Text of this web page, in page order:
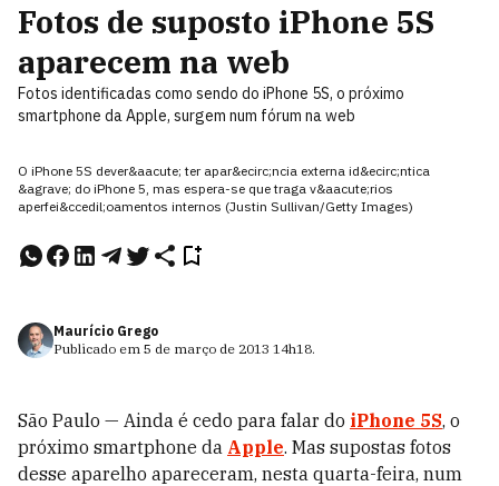
Fotos de suposto iPhone 5S
aparecem na web
Fotos identificadas como sendo do iPhone 5S, o próximo
smartphone da Apple, surgem num fórum na web
O iPhone 5S dever&aacute; ter apar&ecirc;ncia externa id&ecirc;ntica
&agrave; do iPhone 5, mas espera-se que traga v&aacute;rios
aperfei&ccedil;oamentos internos (Justin Sullivan/Getty Images)
Maurício Grego
Publicado em 5 de março de 2013 14h18.
São Paulo — Ainda é cedo para falar do iPhone 5S, o
próximo smartphone da Apple. Mas supostas fotos
desse aparelho apareceram, nesta quarta-feira, num